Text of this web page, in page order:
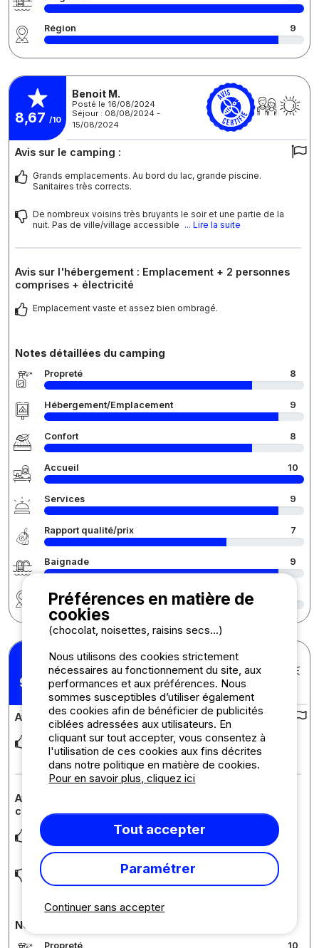
Région 9
8,67 /10
Benoit M.
Posté le 16/08/2024
Séjour : 08/08/2024 -
15/08/2024
Avis sur le camping :
Grands emplacements. Au bord du lac, grande piscine.
Sanitaires très corrects.
De nombreux voisins très bruyants le soir et une partie de la
nuit. Pas de ville/village accessible ... Lire la suite
Avis sur l'hébergement : Emplacement + 2 personnes
comprises + électricité
Emplacement vaste et assez bien ombragé.
Notes détaillées du camping
Propreté 8
Hébergement/Emplacement 9
Confort 8
Accueil 10
Services 9
Rapport qualité/prix 7
Baignade 9
Région
9,6 /10
Xavier F.
Posté le 11/08/2024
Séjour : 27/07/2024 -
10/08/2024
Avis sur le camping :
Camping très accueillant, bien localisé, très propre (aussi bien
sanitaires que la piscine). Au calm ... Lire la suite
Avis sur l'hébergement : Emplacement + 2 personnes
comprises + électricité
Sejour sous tente pendant 15 jours. Les emplacements sont
assez grands pour accueillir une grande te ... Lire la suite
Il nous a fallut 20m de rallonge pour se raccorder à la borne
éléctrique. Cependant, nous avons faci ... Lire la suite
Notes détaillées du camping
Propreté 10
Continuer sans accepter
Préférences en matière de
cookies
(chocolat, noisettes, raisins secs...)
Nous utilisons des cookies strictement
nécessaires au fonctionnement du site, aux
performances et aux préférences. Nous
sommes susceptibles d’utiliser également
des cookies afin de bénéficier de publicités
ciblées adressées aux utilisateurs. En
cliquant sur tout accepter, vous consentez à
l'utilisation de ces cookies aux fins décrites
dans notre politique en matière de cookies.
Pour en savoir plus, cliquez ici
Tout accepter
Paramétrer